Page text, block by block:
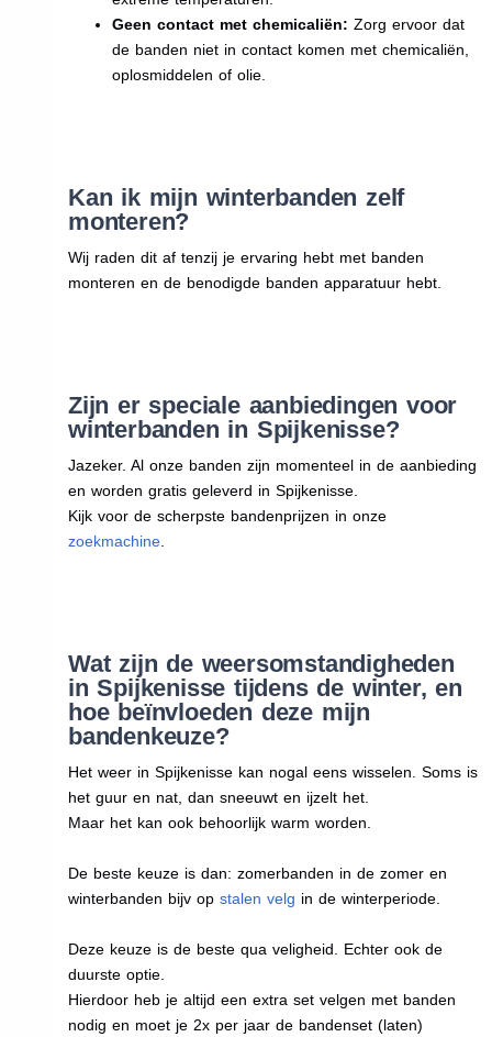
Geen contact met chemicaliën: Zorg ervoor dat
de banden niet in contact komen met chemicaliën,
oplosmiddelen of olie.
Kan ik mijn winterbanden zelf
monteren?
Wij raden dit af tenzij je ervaring hebt met banden
monteren en de benodigde banden apparatuur hebt.
Zijn er speciale aanbiedingen voor
winterbanden in Spijkenisse?
Jazeker. Al onze banden zijn momenteel in de aanbieding
en worden gratis geleverd in Spijkenisse.
Kijk voor de scherpste bandenprijzen in onze
zoekmachine.
Wat zijn de weersomstandigheden
in Spijkenisse tijdens de winter, en
hoe beïnvloeden deze mijn
bandenkeuze?
Het weer in Spijkenisse kan nogal eens wisselen. Soms is
het guur en nat, dan sneeuwt en ijzelt het.
Maar het kan ook behoorlijk warm worden.
De beste keuze is dan: zomerbanden in de zomer en
winterbanden bijv op stalen velg in de winterperiode.
Deze keuze is de beste qua veligheid. Echter ook de
duurste optie.
Hierdoor heb je altijd een extra set velgen met banden
nodig en moet je 2x per jaar de bandenset (laten)